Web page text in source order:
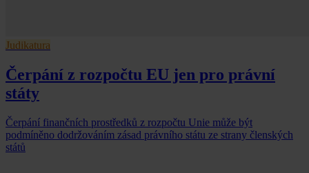
Judikatura
Čerpání z rozpočtu EU jen pro právní
státy
Čerpání finančních prostředků z rozpočtu Unie může být
podmíněno dodržováním zásad právního státu ze strany členských
států